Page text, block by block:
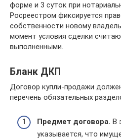
форме и 3 суток при
Росреестром фиксируется
собственности новому
момент условия сделки
выполненными.
Бланк ДКП
Договор купли-продажи
перечень обязательных
Предмет договора. В
указывается, что